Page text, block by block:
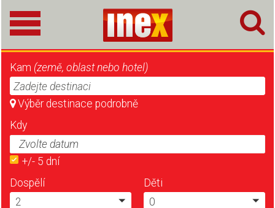
Kam (země, oblast nebo hotel)
Zadejte destinaci
Výběr destinace podrobně
Kdy
+/- 5 dní
Dospělí
2
Děti
0